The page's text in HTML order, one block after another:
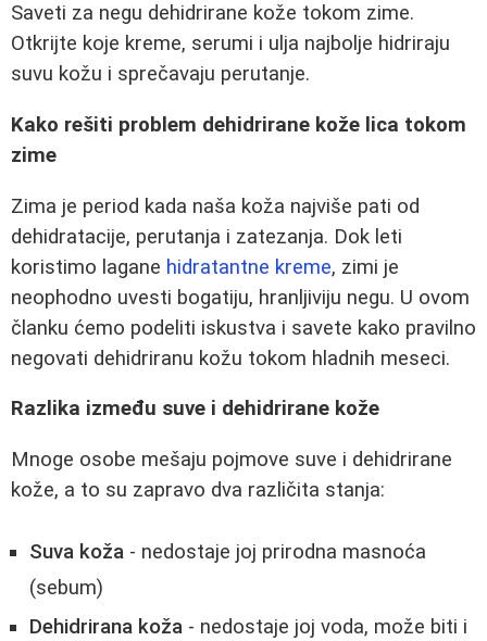
Saveti za negu dehidrirane kože tokom zime.
Otkrijte koje kreme, serumi i ulja najbolje hidriraju
suvu kožu i sprečavaju perutanje.
Kako rešiti problem dehidrirane kože lica tokom
zime
Zima je period kada naša koža najviše pati od
dehidratacije, perutanja i zatezanja. Dok leti
koristimo lagane hidratantne kreme, zimi je
neophodno uvesti bogatiju, hranljiviju negu. U ovom
članku ćemo podeliti iskustva i savete kako pravilno
negovati dehidriranu kožu tokom hladnih meseci.
Razlika između suve i dehidrirane kože
Mnoge osobe mešaju pojmove suve i dehidrirane
kože, a to su zapravo dva različita stanja:
Suva koža - nedostaje joj prirodna masnoća
(sebum)
Dehidrirana koža - nedostaje joj voda, može biti i